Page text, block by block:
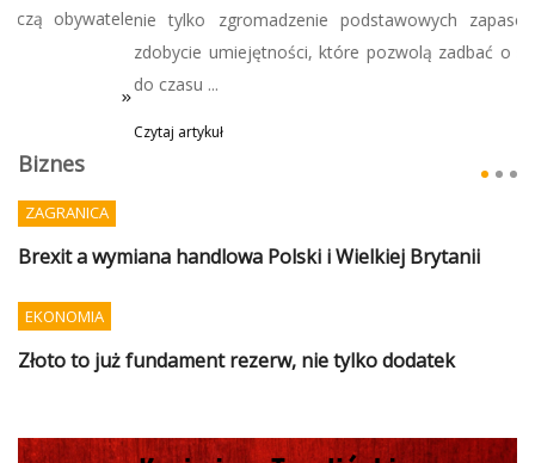
nie tylko zgromadzenie podstawowych zapasów, ale także
zdobycie umiejętności, które pozwolą zadbać o siebie i bliskich
Biznes
ZAGRANICA
Brexit a wymiana handlowa Polski i Wielkiej Brytanii
EKONOMIA
Złoto to już fundament rezerw, nie tylko dodatek